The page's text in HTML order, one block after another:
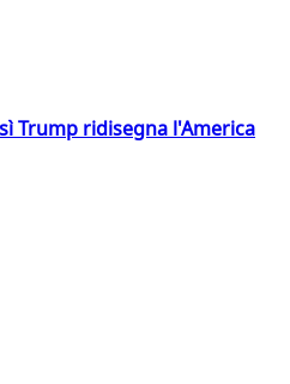
Trump ridisegna l'America